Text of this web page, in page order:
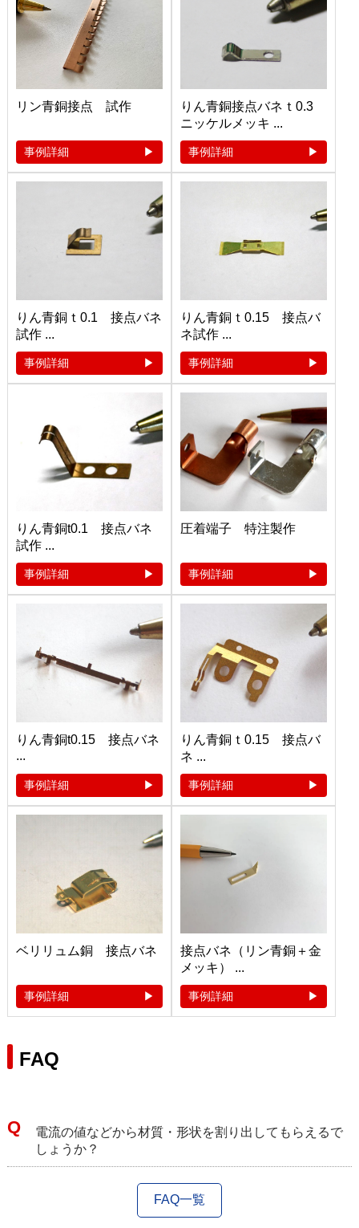
リン青銅接点 試作
事例詳細
りん青銅接点バネｔ0.3
ニッケルメッキ ...
事例詳細
りん青銅ｔ0.1 接点バネ
試作 ...
事例詳細
りん青銅ｔ0.15 接点バ
ネ試作 ...
事例詳細
りん青銅t0.1 接点バネ
試作 ...
事例詳細
圧着端子 特注製作
事例詳細
りん青銅t0.15 接点バネ
...
事例詳細
りん青銅ｔ0.15 接点バ
ネ ...
事例詳細
ベリリュム銅 接点バネ
事例詳細
接点バネ（リン青銅＋金
メッキ） ...
事例詳細
FAQ
電流の値などから材質・形状を割り出してもらえるで
しょうか？
FAQ一覧